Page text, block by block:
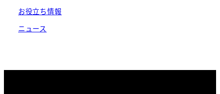
お役立ち情報
ニュース